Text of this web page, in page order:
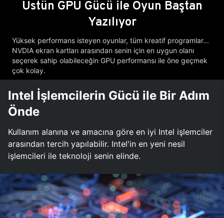
Üstün GPU Gücü ile Oyun Baştan
Yazılıyor
Yüksek performans isteyen oyunlar, tüm kreatif programlar...
NVDIA ekran kartları arasından senin için en uygun olanı
seçerek sahip olabileceğin GPU performansı ile öne geçmek
çok kolay.
Intel İşlemcilerin Gücü ile Bir Adım
Önde
Kullanım alanına ve amacına göre en iyi Intel işlemciler
arasından tercih yapılabilir. Intel'in en yeni nesil
işlemcileri ile teknoloji senin elinde.